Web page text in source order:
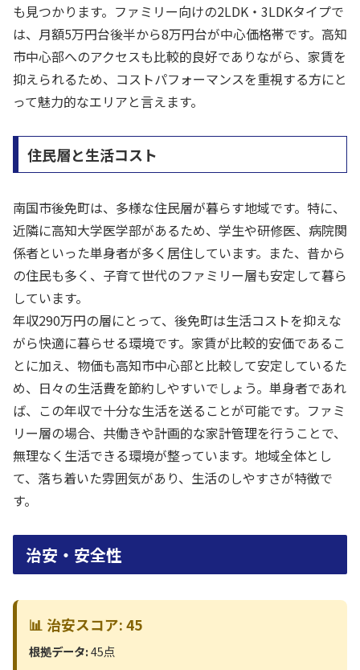
も見つかります。ファミリー向けの2LDK・3LDKタイプで
は、月額5万円台後半から8万円台が中心価格帯です。高知
市中心部へのアクセスも比較的良好でありながら、家賃を
抑えられるため、コストパフォーマンスを重視する方にと
って魅力的なエリアと言えます。
住民層と生活コスト
南国市後免町は、多様な住民層が暮らす地域です。特に、
近隣に高知大学医学部があるため、学生や研修医、病院関
係者といった単身者が多く居住しています。また、昔から
の住民も多く、子育て世代のファミリー層も安定して暮ら
しています。
年収290万円の層にとって、後免町は生活コストを抑えな
がら快適に暮らせる環境です。家賃が比較的安価であるこ
とに加え、物価も高知市中心部と比較して安定しているた
め、日々の生活費を節約しやすいでしょう。単身者であれ
ば、この年収で十分な生活を送ることが可能です。ファミ
リー層の場合、共働きや計画的な家計管理を行うことで、
無理なく生活できる環境が整っています。地域全体とし
て、落ち着いた雰囲気があり、生活のしやすさが特徴で
す。
治安・安全性
📊 治安スコア: 45
根拠データ:45点